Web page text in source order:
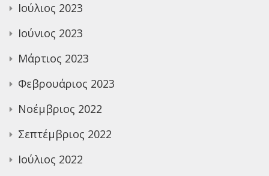
Ιούλιος 2023
Ιούνιος 2023
Μάρτιος 2023
Φεβρουάριος 2023
Νοέμβριος 2022
Σεπτέμβριος 2022
Ιούλιος 2022